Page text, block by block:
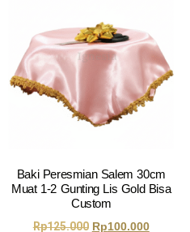
Baki Peresmian Salem 30cm
Muat 1-2 Gunting Lis Gold Bisa
Custom
Rp125.000 Rp100.000